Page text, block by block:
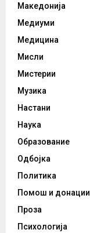
Македонија
Медиуми
Медицина
Мисли
Мистерии
Музика
Настани
Наука
Образование
Одбојка
Политика
Помош и донации
Проза
Психологија